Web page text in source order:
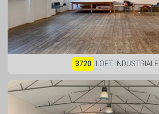
3720 LOFT INDUSTRIALE